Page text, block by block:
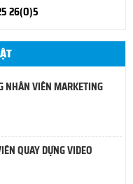
26(O)5
NHÂN VIÊN MARKETING
QUAY DỰNG VIDEO